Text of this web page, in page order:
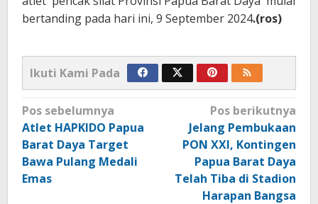
bertanding pada hari ini, 9 September 2024.(ros)
Ikuti Kami Pada
Navigasi
pos
Pos sebelumnya
Atlet HAPKIDO Papua
Barat Daya Target
Bawa Pulang Medali
Emas
Pos berikutnya
Jelang Pembukaan
PON XXI, Kontingen
Papua Barat Daya
Telah Tiba di Stadion
Harapan Bangsa